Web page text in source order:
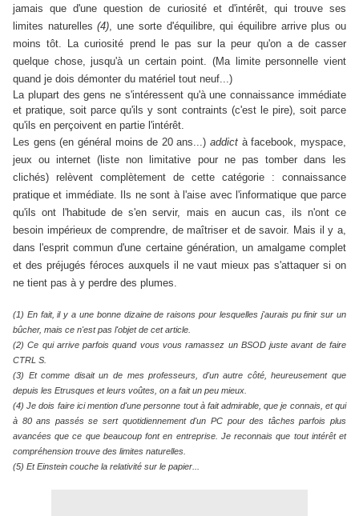
jamais que d'une question de curiosité et d'intérêt, qui trouve ses
limites naturelles(4), une sorte d'équilibre, qui équilibre arrive plus ou
moins tôt. La curiosité prend le pas sur la peur qu'on a de casser
quelque chose, jusqu'à un certain point. (Ma limite personnelle vient
quand je dois démonter du matériel tout neuf...)
La plupart des gens ne s'intéressent qu'à une connaissance immédiate
et pratique, soit parce qu'ils y sont contraints (c'est le pire), soit parce
qu'ils en perçoivent en partie l'intérêt.
Les gens (en général moins de 20 ans...)addict à facebook, myspace,
jeux ou internet (liste non limitative pour ne pas tomber dans les
clichés) relèvent complètement de cette catégorie : connaissance
pratique et immédiate. Ils ne sont à l'aise avec l'informatique que parce
qu'ils ont l'habitude de s'en servir, mais en aucun cas, ils n'ont ce
besoin impérieux de comprendre, de maîtriser et de savoir. Mais il y a,
dans l'esprit commun d'une certaine génération, un amalgame complet
et des préjugés féroces auxquels il ne vaut mieux pas s'attaquer si on
ne tient pas à y perdre des plumes.
(1) En fait, il y a une bonne dizaine de raisons pour lesquelles j'aurais pu finir sur un
bûcher, mais ce n'est pas l'objet de cet article.
(2) Ce qui arrive parfois quand vous vous ramassez un BSOD juste avant de faire
CTRL S.
(3) Et comme disait un de mes professeurs, d'un autre côté, heureusement que
depuis les Etrusques et leurs voûtes, on a fait un peu mieux.
(4) Je dois faire ici mention d'une personne tout à fait admirable, que je connais, et qui
à 80 ans passés se sert quotidiennement d'un PC pour des tâches parfois plus
avancées que ce que beaucoup font en entreprise. Je reconnais que tout intérêt et
compréhension trouve des limites naturelles.
(5) Et Einstein couche la relativité sur le papier...